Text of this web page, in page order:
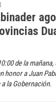
de la
honor a Juan
la Gobernación.